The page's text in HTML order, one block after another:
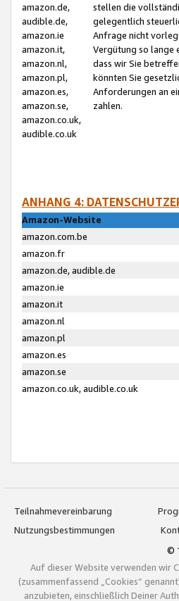
amazon.de,
audible.de,
amazon.ie
amazon.it,
amazon.nl,
amazon.pl,
amazon.es,
amazon.se,
amazon.co.uk,
audible.co.uk
stellen die
gelegentlich
Anfrage nicht
Vergütung so lange
dass wir Sie
könnten Sie
Anforderungen an
zahlen.
ANHANG 4:
Amazon-Website
amazon.com.be
amazon.fr
amazon.de, audible.de
amazon.ie
amazon.it
amazon.nl
amazon.pl
amazon.es
amazon.se
amazon.co.uk, audible.co.uk
Teilnahmevereinbarung
Nutzungsbestimmungen
©
Auf dieser Website verwenden wir
(zusammenfassend „Cookies“
anzubieten, einschließlich Deiner